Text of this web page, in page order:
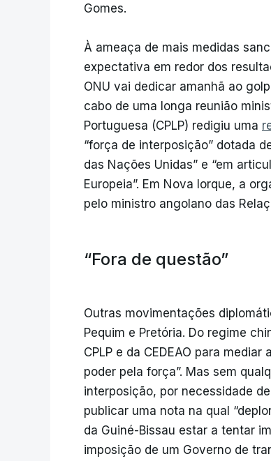
Gomes.
À ameaça de mais medidas
expectativa em redor dos
ONU vai dedicar amanhã ao
cabo de uma longa reunião
Portuguesa (CPLP) redigiu uma r
“força de interposição” dotada
das Nações Unidas” e “em
Europeia”. Em Nova Iorque, a
pelo ministro angolano das
“Fora de questão”
Outras movimentações
Pequim e Pretória. Do regime
CPLP e da CEDEAO para
poder pela força”. Mas sem
interposição, por necessidade
publicar uma nota na qual
da Guiné-Bissau estar a tentar
imposição de um Governo de